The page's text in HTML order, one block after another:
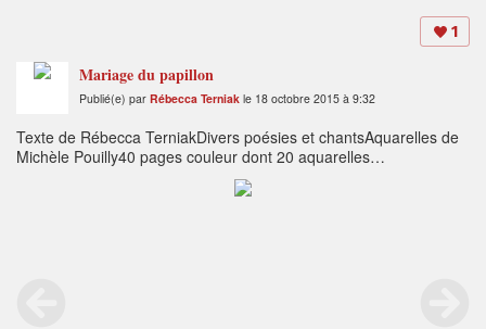
1
Mariage du papillon
Publié(e) par Rébecca Terniak le 18 octobre 2015 à 9:32
Texte de Rébecca TerniakDivers poésies et chantsAquarelles de
Michèle Pouilly40 pages couleur dont 20 aquarelles
originales,format 240 x 240 mmEd. La Lyre d’Alizé, juillet
2015Novoprint Juillet 2015 - 22 €Pour enfants jusqu’à 12 ans et